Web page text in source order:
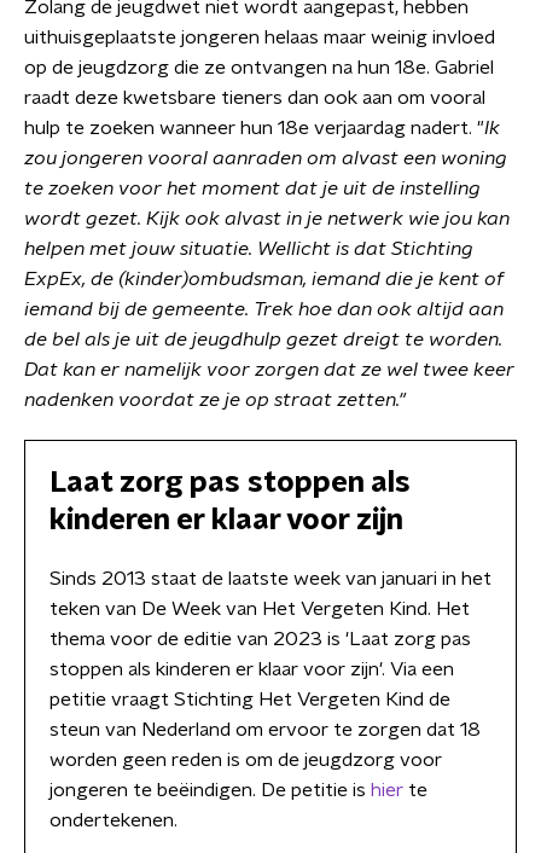
Zolang de jeugdwet niet wordt aangepast, hebben
uithuisgeplaatste jongeren helaas maar weinig invloed
op de jeugdzorg die ze ontvangen na hun 18e. Gabriel
raadt deze kwetsbare tieners dan ook aan om vooral
hulp te zoeken wanneer hun 18e verjaardag nadert. "Ik
zou jongeren vooral aanraden om alvast een woning
te zoeken voor het moment dat je uit de instelling
wordt gezet. Kijk ook alvast in je netwerk wie jou kan
helpen met jouw situatie. Wellicht is dat Stichting
ExpEx, de (kinder)ombudsman, iemand die je kent of
iemand bij de gemeente. Trek hoe dan ook altijd aan
de bel als je uit de jeugdhulp gezet dreigt te worden.
Dat kan er namelijk voor zorgen dat ze wel twee keer
nadenken voordat ze je op straat zetten."
Laat zorg pas stoppen als
kinderen er klaar voor zijn
Sinds 2013 staat de laatste week van januari in het
teken van De Week van Het Vergeten Kind. Het
thema voor de editie van 2023 is 'Laat zorg pas
stoppen als kinderen er klaar voor zijn'. Via een
petitie vraagt Stichting Het Vergeten Kind de
steun van Nederland om ervoor te zorgen dat 18
worden geen reden is om de jeugdzorg voor
jongeren te beëindigen. De petitie is hier te
ondertekenen.